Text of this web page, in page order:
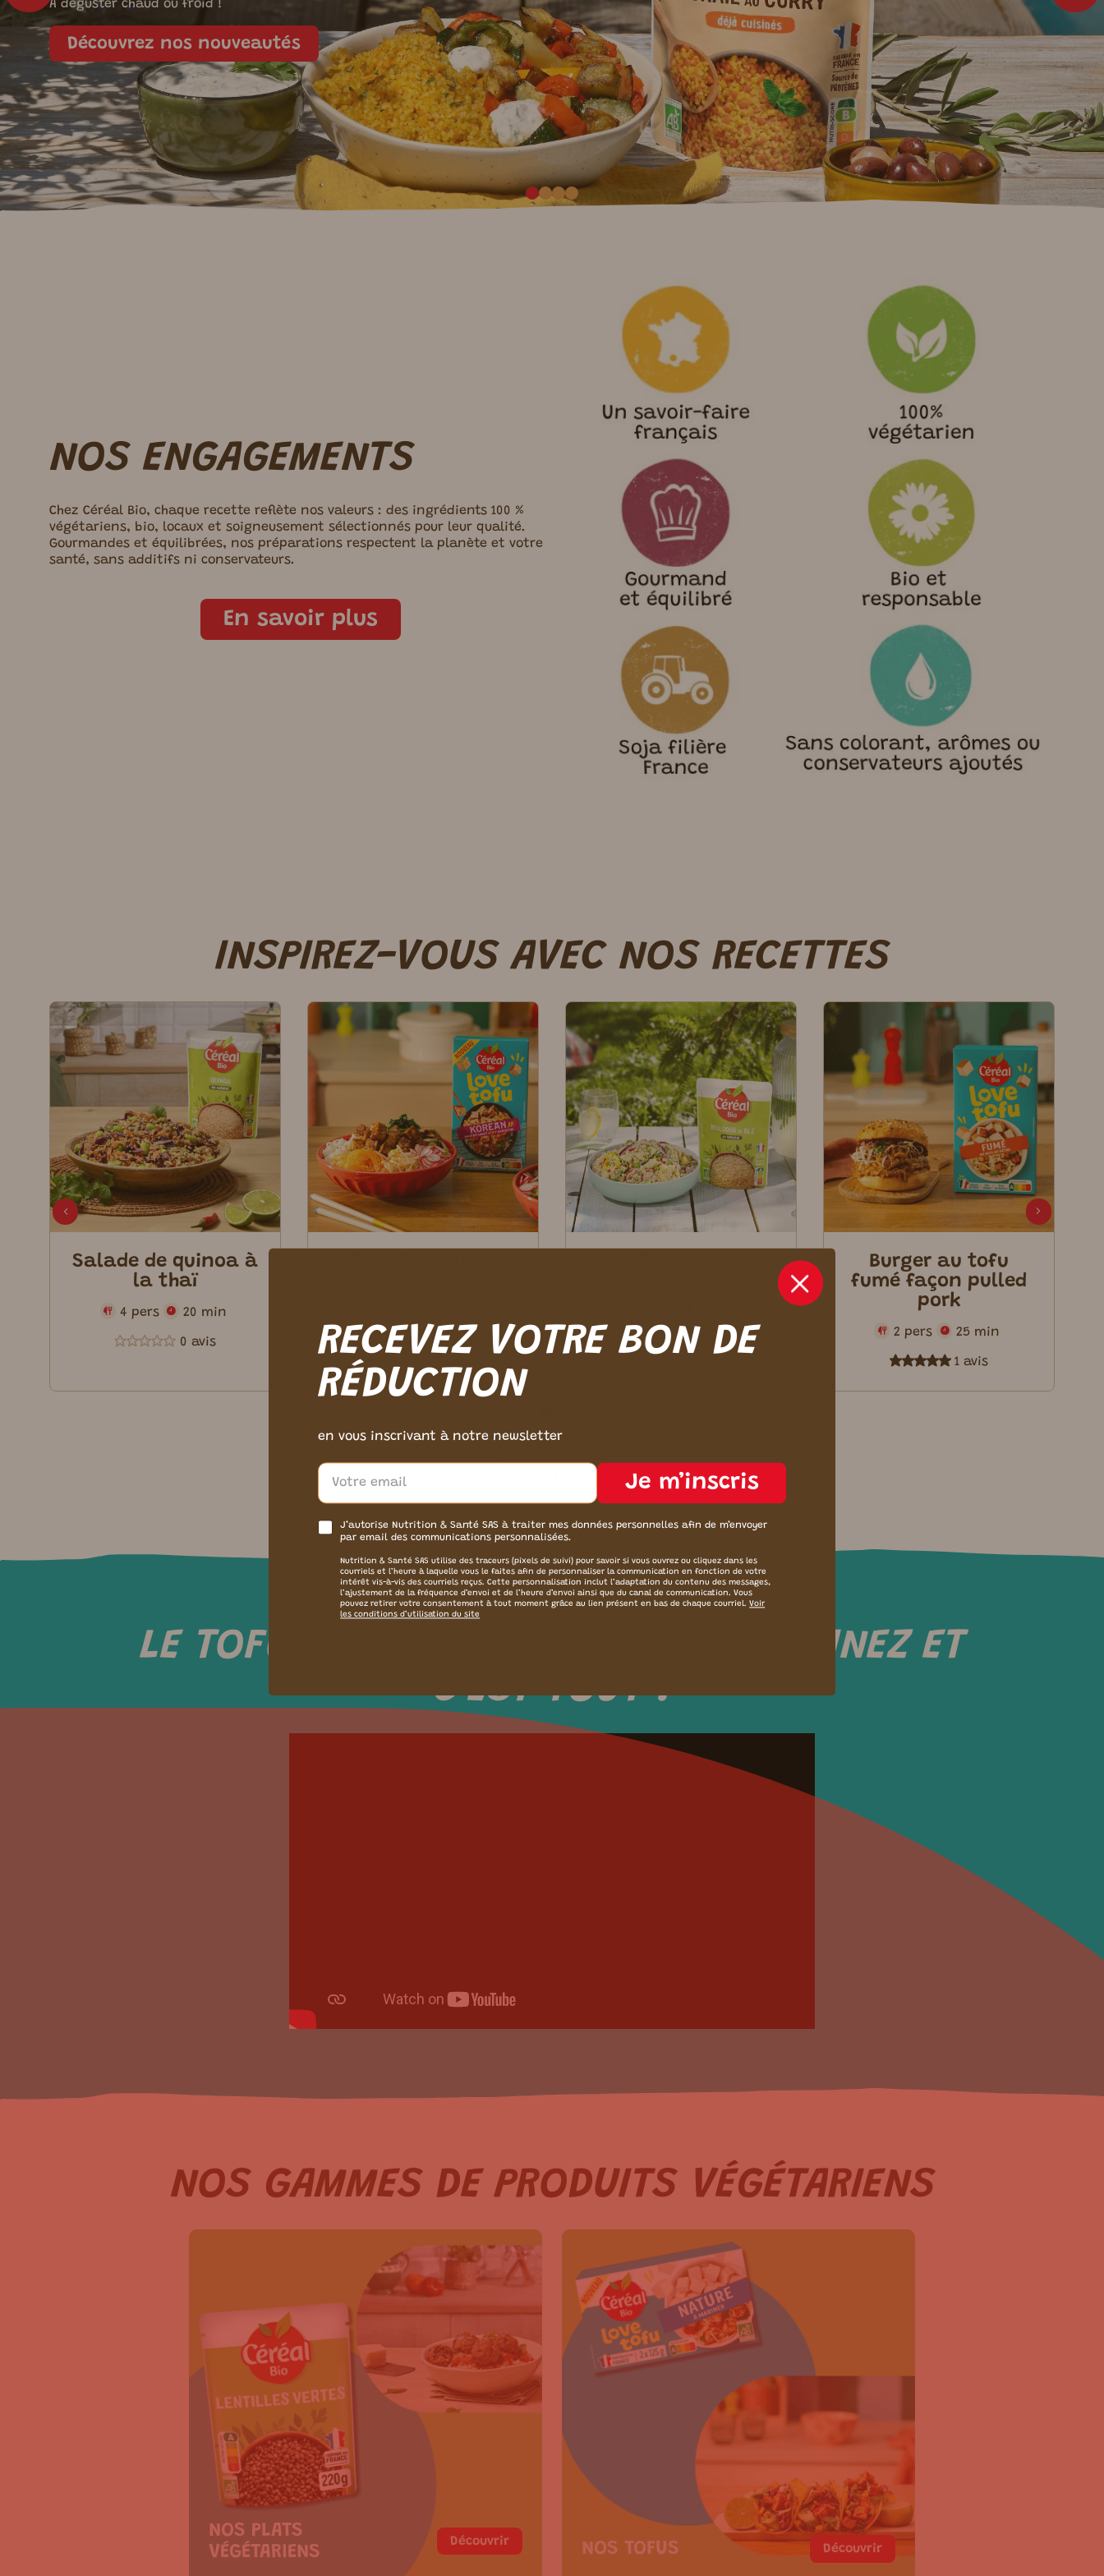
A déguster chaud ou froid !
Découvrez nos nouveautés
Nouveau look ! Plus fun, plus coloré, plus assumé ! Le tofu a décidé d'arrêter d'être sage...
Comment cuisiner le tofu ?
Eloy Spinnler a trouvé la solution !
Découvrez les recettes
Découvrir
NOS ENGAGEMENTS
Chez Céréal Bio, chaque recette reflète nos valeurs : des ingrédients 100 %
végétariens, bio, locaux et soigneusement sélectionnés pour leur qualité.
Gourmandes et équilibrées, nos préparations respectent la planète et votre
santé, sans additifs ni conservateurs.
En savoir plus
INSPIREZ-VOUS AVEC NOS RECETTES
Salade de quinoa à
la thaï
4 pers 20 min
0 avis 0 avis 0 avis
Burger au tofu
fumé façon pulled
pork
2 pers 25 min
1 avis
LE TOFU ? DÉCOUPEZ, MARINEZ, CUISINEZ ET
C'EST TOUT !
NOS GAMMES DE PRODUITS VÉGÉTARIENS
NOS PLATS
VÉGÉTARIENS
Découvrir NOS TOFUS Découvrir
RECEVEZ VOTRE BON DE
RÉDUCTION
en vous inscrivant à notre newsletter
Je m’inscris
J’autorise Nutrition & Santé SAS à traiter mes données personnelles afin de m’envoyer
par email des communications personnalisées.
Nutrition & Santé SAS utilise des traceurs (pixels de suivi) pour savoir si vous ouvrez ou cliquez dans les
courriels et l’heure à laquelle vous le faites afin de personnaliser la communication en fonction de votre
intérêt vis-à-vis des courriels reçus. Cette personnalisation inclut l’adaptation du contenu des messages,
l’ajustement de la fréquence d’envoi et de l’heure d’envoi ainsi que du canal de communication. Vous
pouvez retirer votre consentement à tout moment grâce au lien présent en bas de chaque courriel.Voir
les conditions d’utilisation du site